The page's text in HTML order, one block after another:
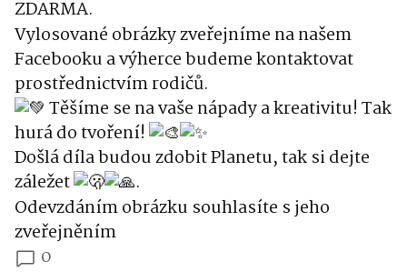
ZDARMA.
Vylosované obrázky zveřejníme na našem
Facebooku a výherce budeme kontaktovat
prostřednictvím rodičů.
Těšíme se na vaše nápady a kreativitu! Tak
hurá do tvoření!
Došlá díla budou zdobit Planetu, tak si dejte
záležet
.
Odevzdáním obrázku souhlasíte s jeho
zveřejněním
0